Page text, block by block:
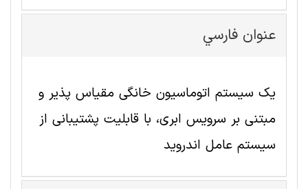
عنوان فارسي
یک سیستم اتوماسیون خانگی مقیاس پذیر و
مبتنی بر سرویس ابری، با قابلیت پشتیبانی از
سیستم عامل اندروید